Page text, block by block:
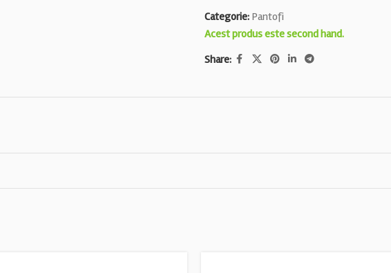
Categorie: Pantofi
Acest produs este second hand.
Share: